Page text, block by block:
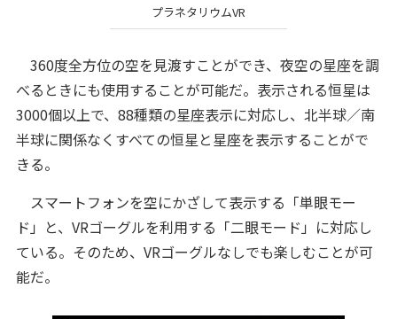
プラネタリウムVR
360度全方位の空を見渡すことができ、夜空の星座を調
べるときにも使用することが可能だ。表示される恒星は
3000個以上で、88種類の星座表示に対応し、北半球／南
半球に関係なくすべての恒星と星座を表示することがで
きる。
スマートフォンを空にかざして表示する「単眼モー
ド」と、VRゴーグルを利用する「二眼モード」に対応し
ている。そのため、VRゴーグルなしでも楽しむことが可
能だ。